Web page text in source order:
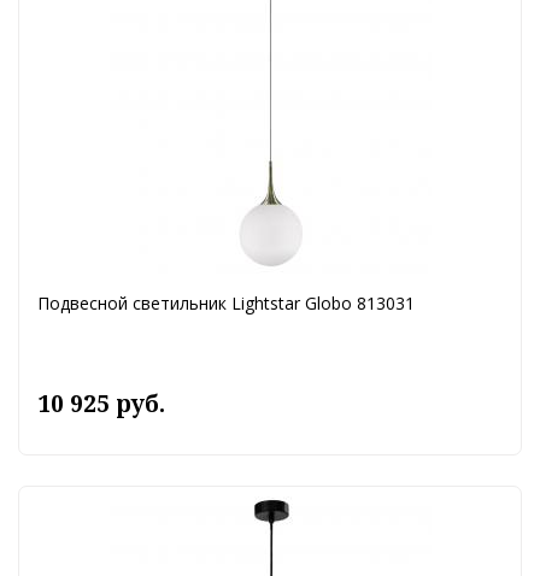
Подвесной светильник Lightstar Globo 813031
10 925 руб.